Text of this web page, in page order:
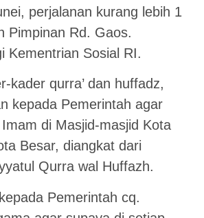
perjalanan kurang lebih 1
Pimpinan Rd. Gaos.
Kementrian Sosial RI.
kader qurra’ dan huffadz,
kepada Pemerintah agar
di Masjid-masjid Kota
Besar, diangkat dari
Qurra wal Huffazh.
Pemerintah cq.